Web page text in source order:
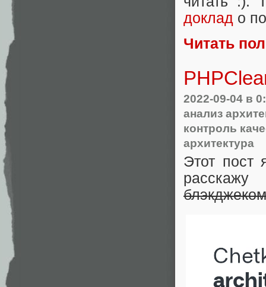
доклад о
Читать
2022-09-04 в
анализ
контроль
архитектура
Этот пост